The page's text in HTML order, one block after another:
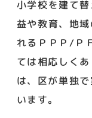
小学校を建て
益や教育、地
れるＰＰＰ/Ｐ
ては相応しく
は、区が単独
います。